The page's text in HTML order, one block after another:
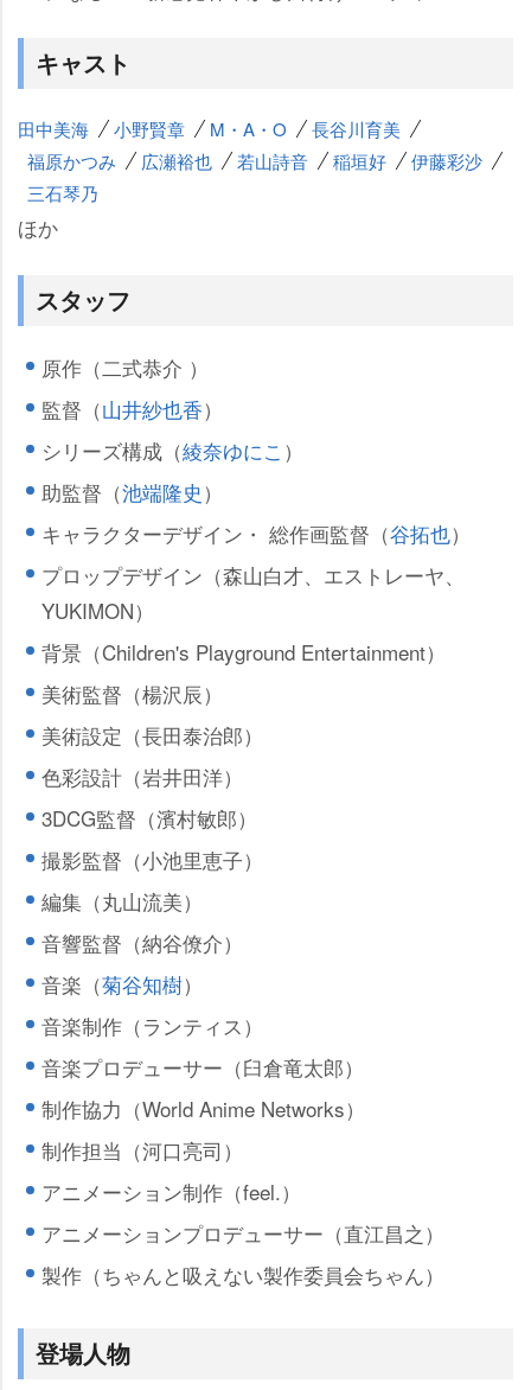
キャスト
田中美海 小野賢章 M・A・O
長谷川育美
福原かつみ
広瀬裕也 若山詩音 稲垣好
伊藤彩沙
三石琴乃
ほか
スタッフ
原作（二式恭介 ）
監督（山井紗也香）
シリーズ構成（綾奈ゆにこ ）
助監督（池端隆史）
キャラクターデザイン・ 総作画監督（谷拓也）
プロップデザイン（森山白才、エストレーヤ、
YUKIMON）
背景（Children's Playground Entertainment）
美術監督（楊沢辰）
美術設定（長田泰治郎）
色彩設計（岩井田洋）
3DCG監督（濱村敏郎）
撮影監督（小池里恵子）
編集（丸山流美）
音響監督（納谷僚介）
音楽（菊谷知樹）
音楽制作（ランティス）
音楽プロデューサー（臼倉竜太郎）
制作協力（World Anime Networks）
制作担当（河口亮司）
アニメーション制作（feel.）
アニメーションプロデューサー（直江昌之）
製作（ちゃんと吸えない製作委員会ちゃん）
登場人物